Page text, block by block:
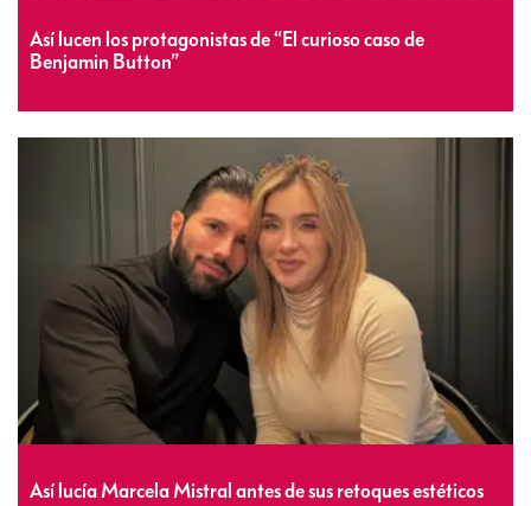
Así lucen los protagonistas de “El curioso caso de
Benjamin Button”
Así lucía Marcela Mistral antes de sus retoques estéticos